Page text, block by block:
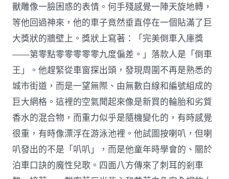
獸雕像一臉困惑的表情。何手殘感覺一陣天旋地轉，
等他回過神來，他的車子竟然垂直停在一個貼滿了巨
大獎狀的牆壁上。獎狀上寫著：「完美倒車入庫獎
——第零點零零零零零九度偏差。」落款人是「倒車
王」。他趕緊從車窗探出頭，發現周圍不再是熟悉的
城市街道，而是一望無際、由無數白線和編號組成的
巨大網格。這裡的空氣聞起來像是新買的輪胎和劣質
香水的混合物，而重力似乎是隨機變化的，有時感覺
很重，有時像漂浮在游泳池裡。他試圖按喇叭，但喇
叭發出的不是「叭叭」，而是他童年時學會的、關於
泊車口訣的魔性兒歌。四面八方傳來了刺耳的剎車